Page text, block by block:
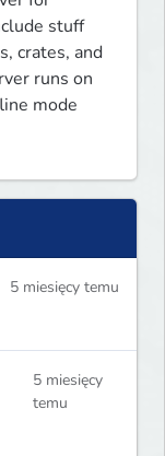
stuff
crates, and
runs on
mode
5 miesięcy temu
5 miesięcy
temu